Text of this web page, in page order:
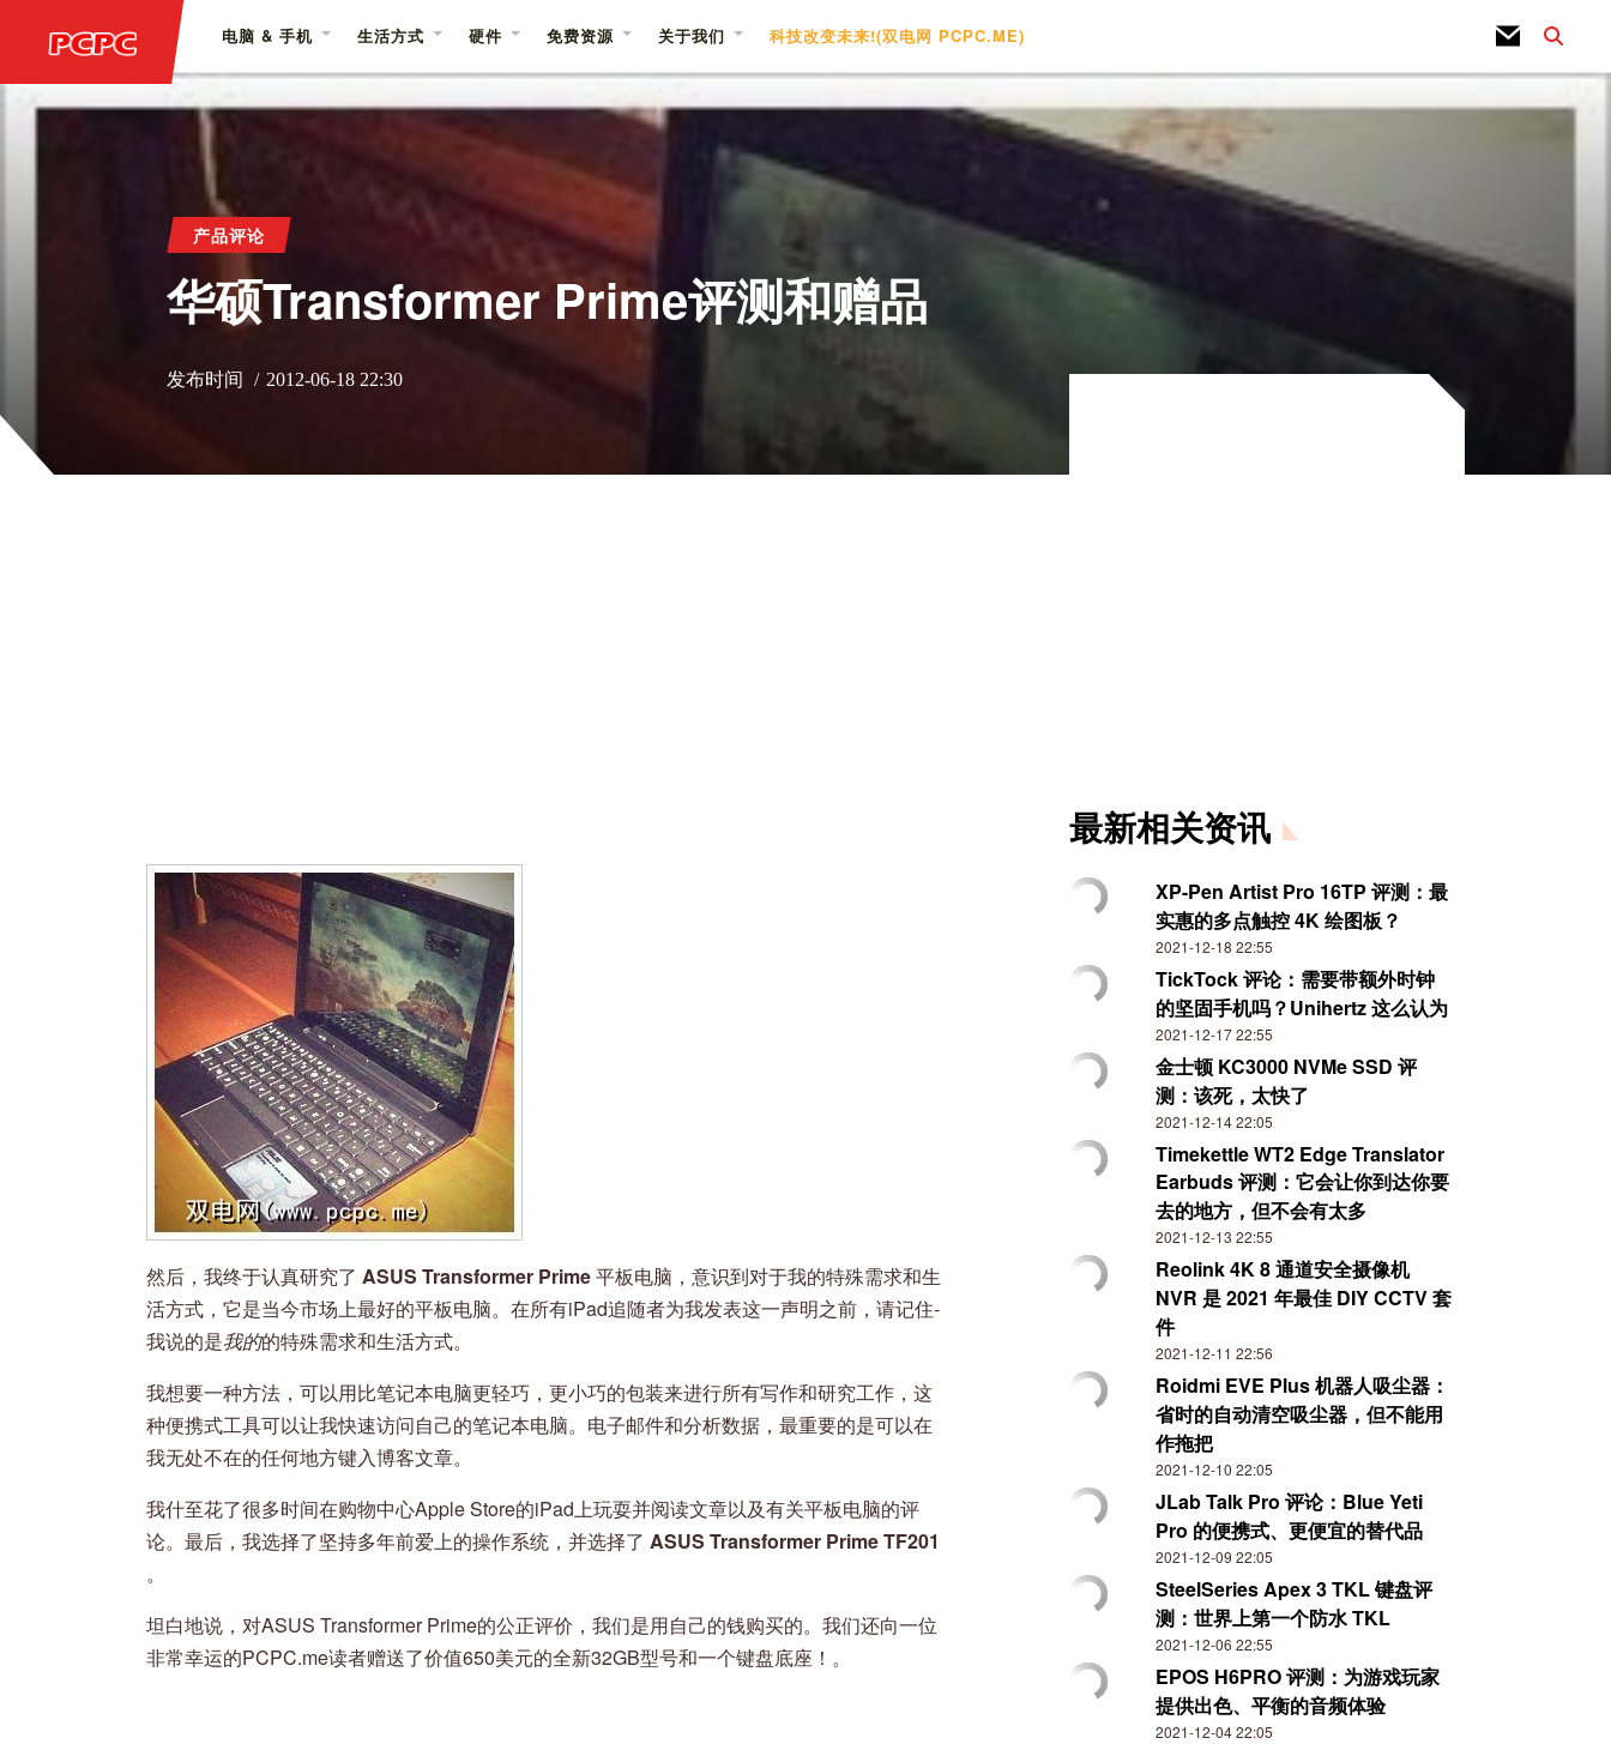
电脑 & 手机 生活方式 硬件 免费资源 关于我们 科技改变未来!(双电网 PCPC.ME)
产品评论
华硕Transformer Prime评测和赠品
发布时间 2012-06-18 22:30
然后，我终于认真研究了 ASUS Transformer Prime平板电脑，意识到对于我的特殊需求和生
活方式，它是当今市场上最好的平板电脑。在所有iPad追随者为我发表这一声明之前，请记住-
我说的是我的的特殊需求和生活方式。
我想要一种方法，可以用比笔记本电脑更轻巧，更小巧的包装来进行所有写作和研究工作，这
种便携式工具可以让我快速访问自己的笔记本电脑。电子邮件和分析数据，最重要的是可以在
我无处不在的任何地方键入博客文章。
我什至花了很多时间在购物中心Apple Store的iPad上玩耍并阅读文章以及有关平板电脑的评
论。最后，我选择了坚持多年前爱上的操作系统，并选择了 ASUS Transformer Prime TF201
。
坦白地说，对ASUS Transformer Prime的公正评价，我们是用自己的钱购买的。我们还向一位
非常幸运的PCPC.me读者赠送了价值650美元的全新32GB型号和一个键盘底座！。
最新相关资讯
XP-Pen Artist Pro 16TP 评测：最
实惠的多点触控 4K 绘图板？
2021-12-18 22:55
TickTock 评论：需要带额外时钟
的坚固手机吗？Unihertz 这么认为
2021-12-17 22:55
金士顿 KC3000 NVMe SSD 评
测：该死，太快了
2021-12-14 22:05
Timekettle WT2 Edge Translator
Earbuds 评测：它会让你到达你要
去的地方，但不会有太多
2021-12-13 22:55
Reolink 4K 8 通道安全摄像机
NVR 是 2021 年最佳 DIY CCTV 套
件
2021-12-11 22:56
Roidmi EVE Plus 机器人吸尘器：
省时的自动清空吸尘器，但不能用
作拖把
2021-12-10 22:05
JLab Talk Pro 评论：Blue Yeti
Pro 的便携式、更便宜的替代品
2021-12-09 22:05
SteelSeries Apex 3 TKL 键盘评
测：世界上第一个防水 TKL
2021-12-06 22:55
EPOS H6PRO 评测：为游戏玩家
提供出色、平衡的音频体验
2021-12-04 22:05